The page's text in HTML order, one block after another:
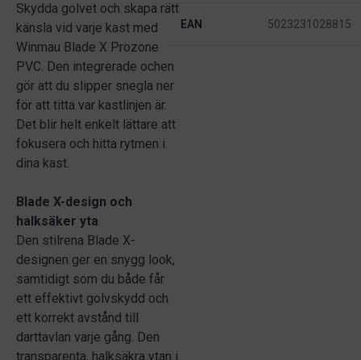
Skydda golvet och skapa rätt
känsla vid varje kast med
Winmau Blade X Prozone
PVC. Den integrerade ochen
gör att du slipper snegla ner
för att titta var kastlinjen är.
Det blir helt enkelt lättare att
fokusera och hitta rytmen i
dina kast.
Blade X-design och
halksäker yta
Den stilrena Blade X-
designen ger en snygg look,
samtidigt som du både får
ett effektivt golvskydd och
ett korrekt avstånd till
darttavlan varje gång. Den
transparenta, halksäkra ytan i
EAN 5023231028815